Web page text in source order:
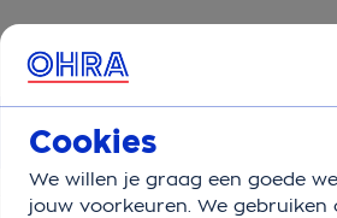
Service & Contact
Aanvullend
Cookies
We willen je graag een goede
jouw voorkeuren. We gebruiken